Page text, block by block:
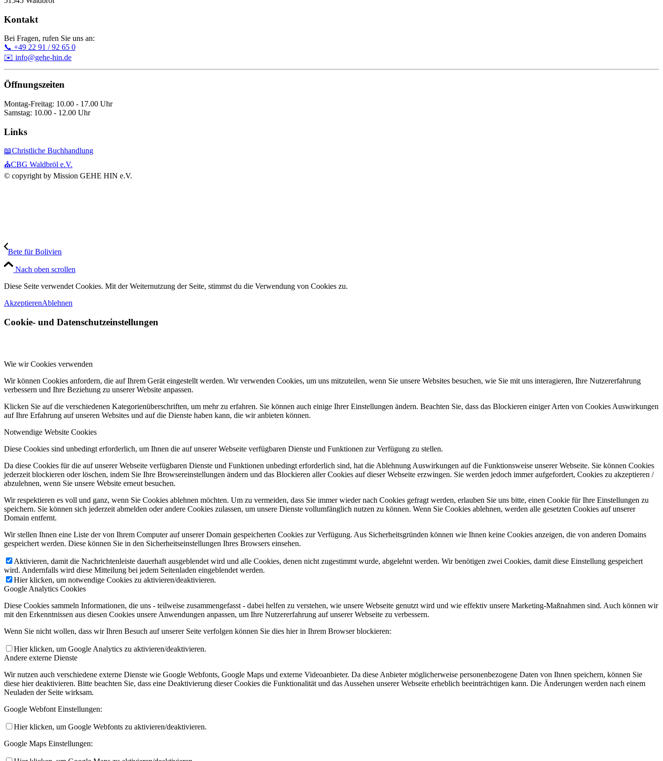
Kontakt
Bei Fragen, rufen Sie uns an:
📞 +49 22 91 / 92 65 0
✉️ info@gehe-hin.de
Öffnungszeiten
Montag-Freitag: 10.00 - 17.00 Uhr
Samstag: 10.00 - 12.00 Uhr
Links
📖Christliche Buchhandlung
⛪CBG Waldbröl e.V.
© copyright by Mission GEHE HIN e.V.
Bete für Bolivien
Nach oben scrollen
Diese Seite verwendet Cookies. Mit der Weiternutzung der Seite, stimmst du die Verwendung von Cookies zu.
AkzeptierenAblehnen
Cookie- und Datenschutzeinstellungen
Wie wir Cookies verwenden
Wir können Cookies anfordern, die auf Ihrem Gerät eingestellt werden. Wir verwenden Cookies, um uns mitzuteilen, wenn Sie unsere Websites besuchen, wie Sie mit uns interagieren, Ihre Nutzererfahrung
verbessern und Ihre Beziehung zu unserer Website anpassen.
Klicken Sie auf die verschiedenen Kategorienüberschriften, um mehr zu erfahren. Sie können auch einige Ihrer Einstellungen ändern. Beachten Sie, dass das Blockieren einiger Arten von Cookies Auswirkungen
auf Ihre Erfahrung auf unseren Websites und auf die Dienste haben kann, die wir anbieten können.
Notwendige Website Cookies
Diese Cookies sind unbedingt erforderlich, um Ihnen die auf unserer Webseite verfügbaren Dienste und Funktionen zur Verfügung zu stellen.
Da diese Cookies für die auf unserer Webseite verfügbaren Dienste und Funktionen unbedingt erforderlich sind, hat die Ablehnung Auswirkungen auf die Funktionsweise unserer Webseite. Sie können Cookies
jederzeit blockieren oder löschen, indem Sie Ihre Browsereinstellungen ändern und das Blockieren aller Cookies auf dieser Webseite erzwingen. Sie werden jedoch immer aufgefordert, Cookies zu akzeptieren /
abzulehnen, wenn Sie unsere Website erneut besuchen.
Wir respektieren es voll und ganz, wenn Sie Cookies ablehnen möchten. Um zu vermeiden, dass Sie immer wieder nach Cookies gefragt werden, erlauben Sie uns bitte, einen Cookie für Ihre Einstellungen zu
speichern. Sie können sich jederzeit abmelden oder andere Cookies zulassen, um unsere Dienste vollumfänglich nutzen zu können. Wenn Sie Cookies ablehnen, werden alle gesetzten Cookies auf unserer
Domain entfernt.
Wir stellen Ihnen eine Liste der von Ihrem Computer auf unserer Domain gespeicherten Cookies zur Verfügung. Aus Sicherheitsgründen können wie Ihnen keine Cookies anzeigen, die von anderen Domains
gespeichert werden. Diese können Sie in den Sicherheitseinstellungen Ihres Browsers einsehen.
Aktivieren, damit die Nachrichtenleiste dauerhaft ausgeblendet wird und alle Cookies, denen nicht zugestimmt wurde, abgelehnt werden. Wir benötigen zwei Cookies, damit diese Einstellung gespeichert
wird. Andernfalls wird diese Mitteilung bei jedem Seitenladen eingeblendet werden.
Hier klicken, um notwendige Cookies zu aktivieren/deaktivieren.
Google Analytics Cookies
Diese Cookies sammeln Informationen, die uns - teilweise zusammengefasst - dabei helfen zu verstehen, wie unsere Webseite genutzt wird und wie effektiv unsere Marketing-Maßnahmen sind. Auch können wir
mit den Erkenntnissen aus diesen Cookies unsere Anwendungen anpassen, um Ihre Nutzererfahrung auf unserer Webseite zu verbessern.
Wenn Sie nicht wollen, dass wir Ihren Besuch auf unserer Seite verfolgen können Sie dies hier in Ihrem Browser blockieren:
Hier klicken, um Google Analytics zu aktivieren/deaktivieren.
Andere externe Dienste
Wir nutzen auch verschiedene externe Dienste wie Google Webfonts, Google Maps und externe Videoanbieter. Da diese Anbieter möglicherweise personenbezogene Daten von Ihnen speichern, können Sie
diese hier deaktivieren. Bitte beachten Sie, dass eine Deaktivierung dieser Cookies die Funktionalität und das Aussehen unserer Webseite erheblich beeinträchtigen kann. Die Änderungen werden nach einem
Neuladen der Seite wirksam.
Google Webfont Einstellungen:
Hier klicken, um Google Webfonts zu aktivieren/deaktivieren.
Google Maps Einstellungen: